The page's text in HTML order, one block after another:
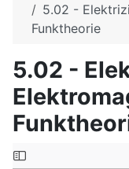
5.02 -
Funktheorie
5.02 -